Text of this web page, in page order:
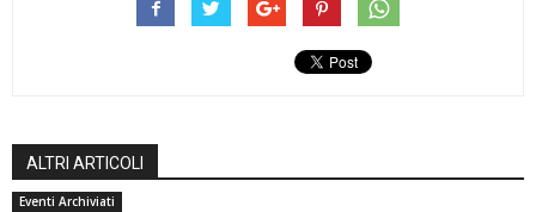
ALTRI ARTICOLI
Eventi Archiviati